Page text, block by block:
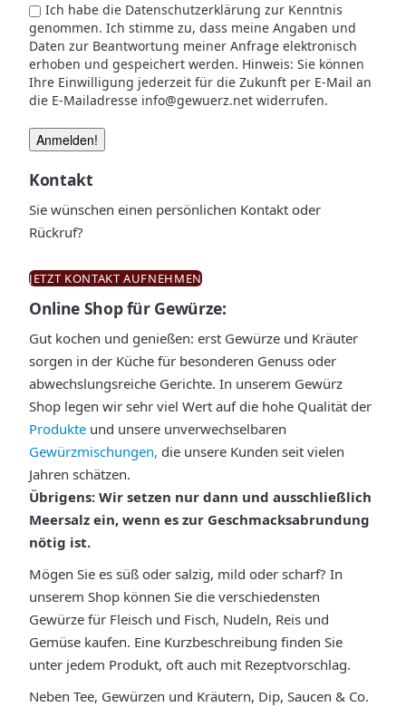
Ich habe die Datenschutzerklärung zur Kenntnis
genommen. Ich stimme zu, dass meine Angaben und
Daten zur Beantwortung meiner Anfrage elektronisch
erhoben und gespeichert werden. Hinweis: Sie können
Ihre Einwilligung jederzeit für die Zukunft per E-Mail an
die E-Mailadresse info@gewuerz.net widerrufen.
Kontakt
Sie wünschen einen persönlichen Kontakt oder
Rückruf?
JETZT KONTAKT AUFNEHMEN
Online Shop für Gewürze:
Gut kochen und genießen: erst Gewürze und Kräuter
sorgen in der Küche für besonderen Genuss oder
abwechslungsreiche Gerichte. In unserem Gewürz
Shop legen wir sehr viel Wert auf die hohe Qualität der
Produkte und unsere unverwechselbaren
Gewürzmischungen, die unsere Kunden seit vielen
Jahren schätzen.
Übrigens: Wir setzen nur dann und ausschließlich
Meersalz ein, wenn es zur Geschmacksabrundung
nötig ist.
Mögen Sie es süß oder salzig, mild oder scharf? In
unserem Shop können Sie die verschiedensten
Gewürze für Fleisch und Fisch, Nudeln, Reis und
Gemüse kaufen. Eine Kurzbeschreibung finden Sie
unter jedem Produkt, oft auch mit Rezeptvorschlag.
Neben Tee, Gewürzen und Kräutern, Dip, Saucen & Co.